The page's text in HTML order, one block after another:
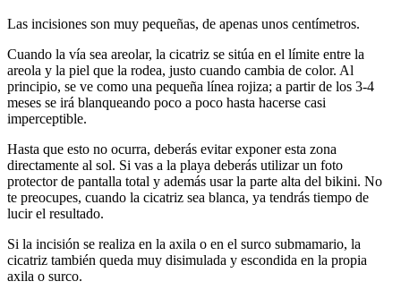
Las incisiones son muy pequeñas, de apenas unos centímetros.
Cuando la vía sea areolar, la cicatriz se sitúa en el límite entre la
areola y la piel que la rodea, justo cuando cambia de color. Al
principio, se ve como una pequeña línea rojiza; a partir de los 3-4
meses se irá blanqueando poco a poco hasta hacerse casi
imperceptible.
Hasta que esto no ocurra, deberás evitar exponer esta zona
directamente al sol. Si vas a la playa deberás utilizar un foto
protector de pantalla total y además usar la parte alta del bikini. No
te preocupes, cuando la cicatriz sea blanca, ya tendrás tiempo de
lucir el resultado.
Si la incisión se realiza en la axila o en el surco submamario, la
cicatriz también queda muy disimulada y escondida en la propia
axila o surco.